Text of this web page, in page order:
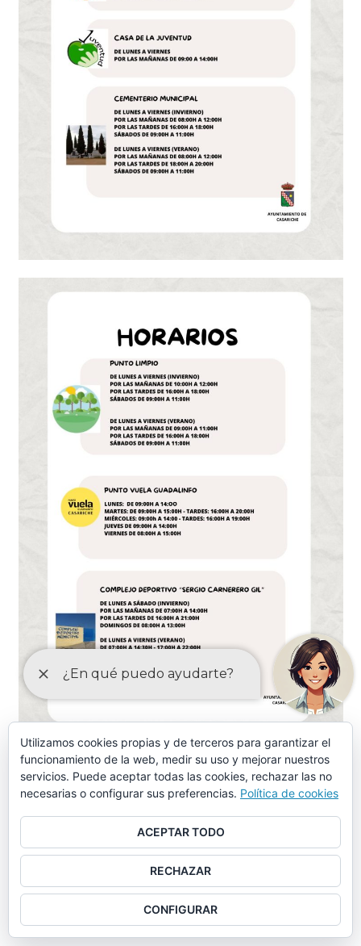
ORDENANZAS MAYO-2024
otros servicios similares (aprobación provisional)
Ordenanza piscina municipal, instalaciones deportivas y
otros servicios similares (tasas)
Ordenanza municipal de limpieza (aprobación provisional)
Utilizamos cookies propias y de terceros para garantizar el
funcionamiento de la web, medir su uso y mejorar nuestros
servicios. Puede aceptar todas las cookies, rechazar las no
necesarias o configurar sus preferencias. Política de cookies
ACEPTAR TODO
RECHAZAR
CONFIGURAR